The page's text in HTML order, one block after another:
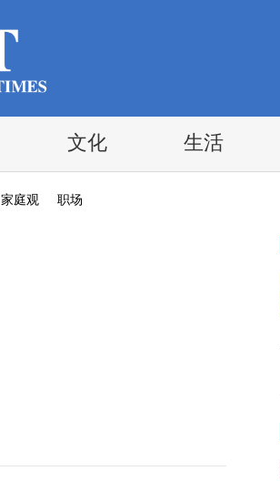
文化 生活
家庭观 职场